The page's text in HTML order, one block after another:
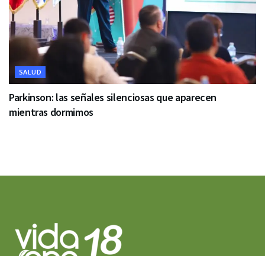
SALUD
Parkinson: las señales silenciosas que aparecen
mientras dormimos